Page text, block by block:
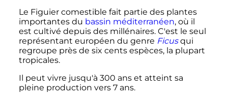
Le Figuier comestible fait partie des plantes
importantes du bassin méditerranéen, où il
est cultivé depuis des millénaires. C'est le seul
représentant européen du genre Ficusqui
regroupe près de six cents espèces, la plupart
tropicales.
Il peut vivre jusqu'à 300 ans et atteint sa
pleine production vers 7 ans.